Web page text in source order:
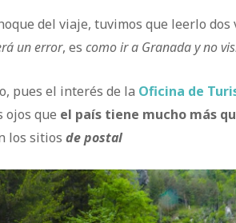
del viaje, tuvimos que leerlo dos
un error, es como ir a Granada y no
pues el interés de la Oficina de
ojos que el país tiene mucho más
los sitios de postal